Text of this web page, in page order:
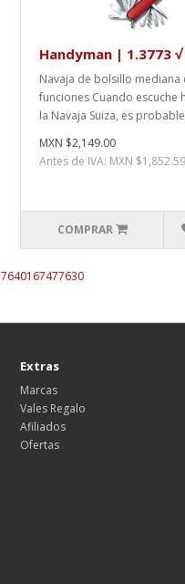
Handyman | 1.3773 √
Navaja de bolsillo mediana
funciones Cuando escuche
la Navaja Suiza, es
MXN $2,149.00
Antes de IVA: MXN $1,852.59
COMPRAR
7640167477630
Extras
Marcas
Vales Regalo
Afiliados
Ofertas